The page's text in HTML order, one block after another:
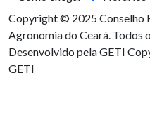
Copyright © 2025 Conselho
Agronomia do Ceará. Todos
Desenvolvido pela GETI
GETI